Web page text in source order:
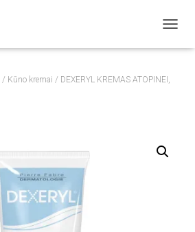
O
/ Kūno kremai / DEXERYL KREMAS ATOPINEI,